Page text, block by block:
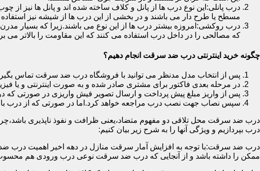
درب پانلی:این نوع درب ها از پانل و کلاف ساخته شده اند و پانل ها نیز از
مسطح یا طرح دار می باشند و در بخشی از این درب ها از شیشه نیز
درب روکشی:امروزه بیشتر درب ها از این نوع می باشند.زیرا که بسیار مدرن
که مصالحی را در داخل درب استفاده می کنند که این مقاومت را بالاتر می
چگونه خرید اینترنتی درب ضد سرقت انجام دهیم؟
پس از انتخاب مدل مدنظر می توانید با فروشگاه درب ضد سرقت تماس
در مرحله بعدی فاکتور برای مشتری صادر شده و به صورت اینترنتی و یا
پس از واریز مبلغ پیش پرداخت و ارسال تصویر فیش واریزی در صورتی
سپس نصاب جهت نصب درب مراجعه خواهد کرد.اما در صورتی که از درب با
درب ضد سرقت محل تلاقی دو مفهوم متضاد،یعنی ظرافت و نفوذ ناپذیری
درب بپردازیم و ویژگی آنها را به شرح زیر بیان کنیم:
درب ضد سرقت:با توجه به افزایش آمار سرقت منازل در دهه اخیر اهمیت درب
ممکن را داشته باشد و از آنجایی که درب ضد سرقت نوعی درب ورودی هم